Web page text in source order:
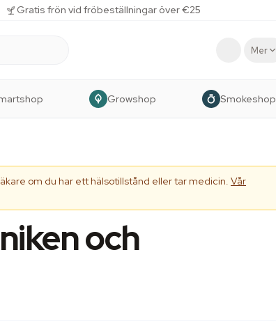
Gratis frön vid fröbeställningar över €25
Mer
Growshop Smokeshop
om du har ett hälsotillstånd eller tar medicin. Vår
och